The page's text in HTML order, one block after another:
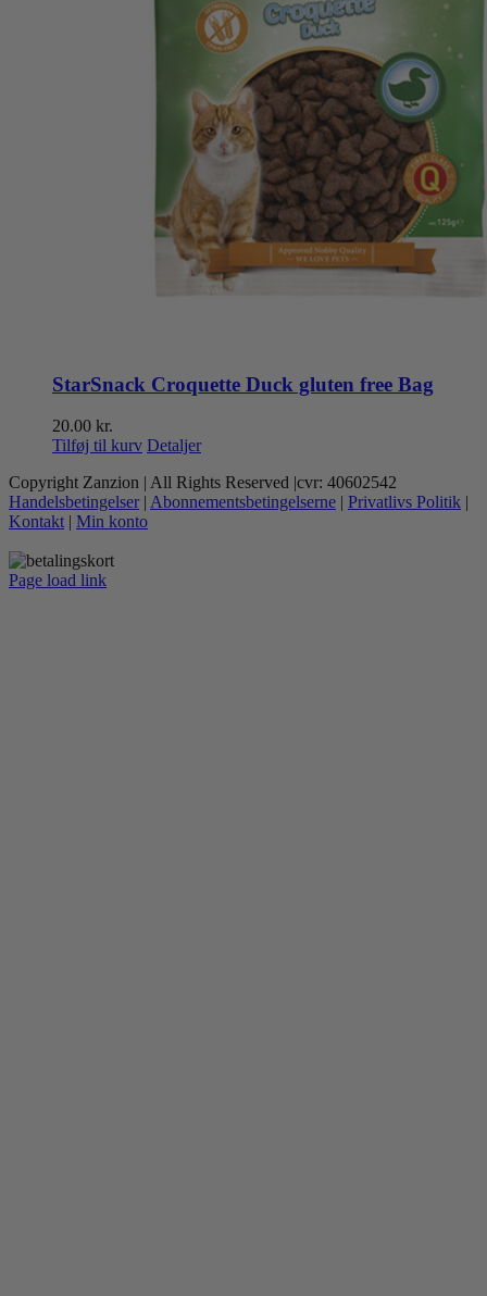
StarSnack Croquette Duck gluten free Bag
20.00 kr.
Tilføj til kurv Detaljer
Copyright Zanzion | All Rights Reserved |cvr: 40602542
Handelsbetingelser | Abonnementsbetingelserne | Privatlivs Politik |
Kontakt | Min konto
Page load link